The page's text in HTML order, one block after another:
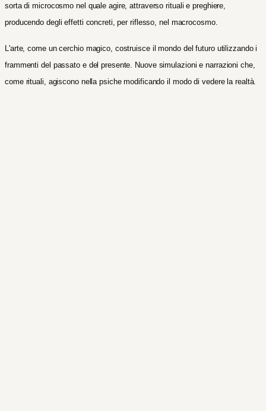
sorta di microcosmo nel quale agire, attraverso rituali e preghiere,
producendo degli effetti concreti, per riflesso, nel macrocosmo.
L'arte, come un cerchio magico, costruisce il mondo del futuro utilizzando i
frammenti del passato e del presente. Nuove simulazioni e narrazioni che,
come rituali, agiscono nella psiche modificando il modo di vedere la realtà.